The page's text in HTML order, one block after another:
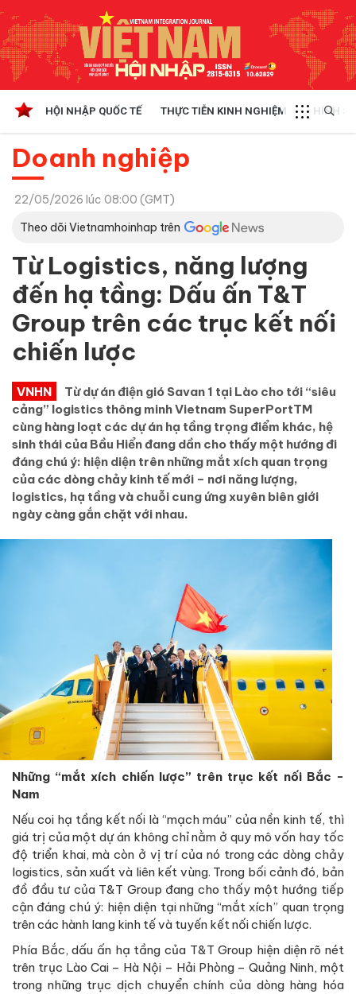
HỘI NHẬP QUỐC TẾ THỰC TIỄN KINH NGHIỆM CHÍNH
Doanh nghiệp
22/05/2026 lúc 08:00 (GMT)
Theo dõi Vietnamhoinhap trên
Từ Logistics, năng lượng
đến hạ tầng: Dấu ấn T&T
Group trên các trục kết nối
chiến lược
VNHN
Từ dự án điện gió Savan 1 tại Lào cho tới “siêu
cảng” logistics thông minh Vietnam SuperPortTM
cùng hàng loạt các dự án hạ tầng trọng điểm khác, hệ
sinh thái của Bầu Hiển đang dần cho thấy một hướng đi
đáng chú ý: hiện diện trên những mắt xích quan trọng
của các dòng chảy kinh tế mới – nơi năng lượng,
logistics, hạ tầng và chuỗi cung ứng xuyên biên giới
ngày càng gắn chặt với nhau.
Những “mắt xích chiến lược” trên trục kết nối Bắc -
Nam
Nếu coi hạ tầng kết nối là “mạch máu” của nền kinh tế, thì
giá trị của một dự án không chỉ nằm ở quy mô vốn hay tốc
độ triển khai, mà còn ở vị trí của nó trong các dòng chảy
logistics, sản xuất và liên kết vùng. Trong bối cảnh đó, bản
đồ đầu tư của T&T Group đang cho thấy một hướng tiếp
cận đáng chú ý: hiện diện tại những “mắt xích” quan trọng
trên các hành lang kinh tế và tuyến kết nối chiến lược.
Phía Bắc, dấu ấn hạ tầng của T&T Group hiện diện rõ nét
trên trục Lào Cai – Hà Nội – Hải Phòng – Quảng Ninh, một
trong những trục dịch chuyển chính của dòng hàng hóa